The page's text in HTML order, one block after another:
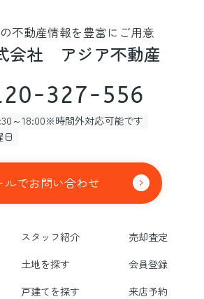
不動産情報を豊富にご用意
会社 アジア不動産
327-556
～18:00※時間外対応可能です
日
ルでお問い合わせ
スタッフ紹介
売却査定
土地を探す
会員登録
戸建てを探す
来店予約